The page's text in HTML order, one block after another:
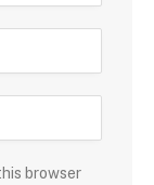
browser